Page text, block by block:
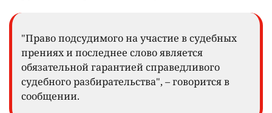
"Право подсудимого на участие в судебных
прениях и последнее слово является
обязательной гарантией справедливого
судебного разбирательства", – говорится в
сообщении.